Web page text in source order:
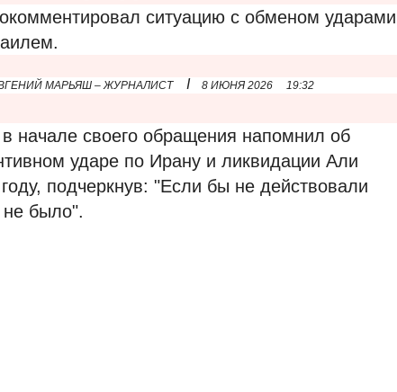
ситуацию с обменом ударами
МАРЬЯШ – ЖУРНАЛИСТ I 8 ИЮНЯ 2026 19:32
начале своего обращения напомнил об
ударе по Ирану и ликвидации Али
подчеркнув: "Если бы не действовали
не было".